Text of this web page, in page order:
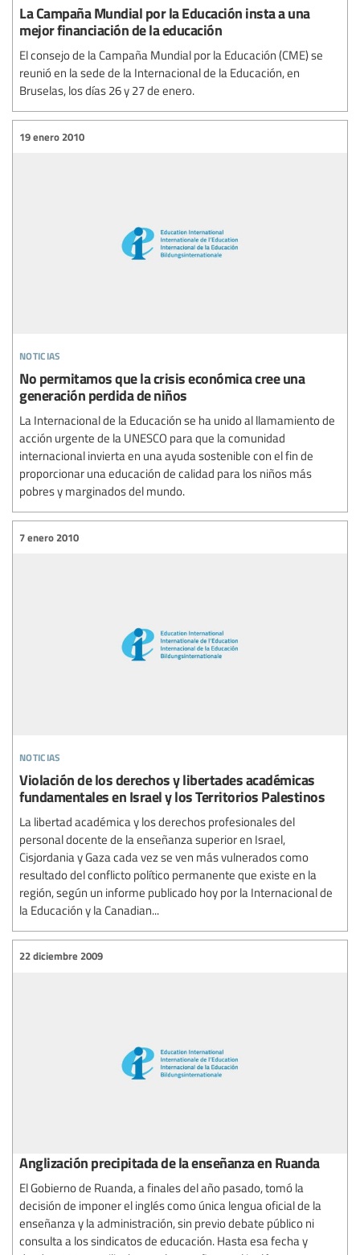
La Campaña Mundial por la Educación insta a una
mejor financiación de la educación
El consejo de la Campaña Mundial por la Educación (CME) se
reunió en la sede de la Internacional de la Educación, en
Bruselas, los días 26 y 27 de enero.
noticias
19 enero 2010
No permitamos que la crisis económica cree una
generación perdida de niños
La Internacional de la Educación se ha unido al llamamiento de
acción urgente de la UNESCO para que la comunidad
internacional invierta en una ayuda sostenible con el fin de
proporcionar una educación de calidad para los niños más
pobres y marginados del mundo.
noticias
7 enero 2010
Violación de los derechos y libertades académicas
fundamentales en Israel y los Territorios Palestinos
La libertad académica y los derechos profesionales del
personal docente de la enseñanza superior en Israel,
Cisjordania y Gaza cada vez se ven más vulnerados como
resultado del conflicto político permanente que existe en la
región, según un informe publicado hoy por la Internacional de
la Educación y la Canadian...
22 diciembre 2009
Anglización precipitada de la enseñanza en Ruanda
El Gobierno de Ruanda, a finales del año pasado, tomó la
decisión de imponer el inglés como única lengua oficial de la
enseñanza y la administración, sin previo debate público ni
consulta a los sindicatos de educación. Hasta esa fecha y